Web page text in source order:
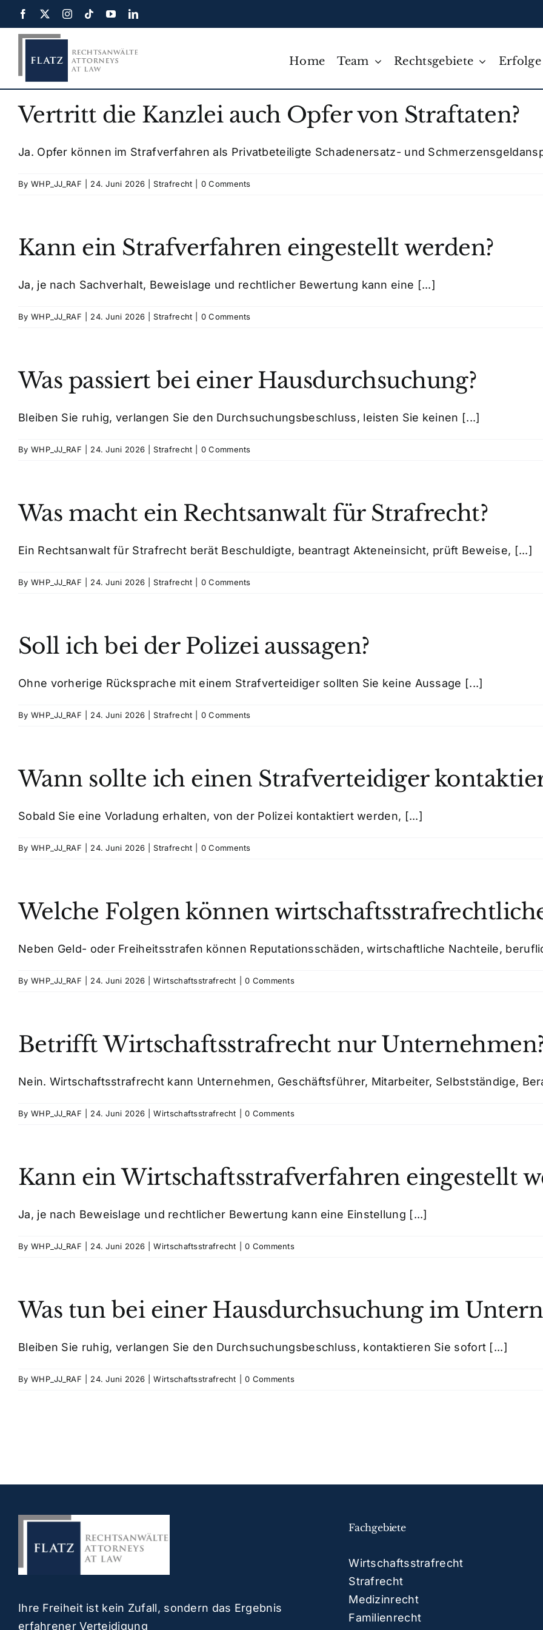
Skip
to
Home Team Rechtsgebiete Erfolge
Vertritt die Kanzlei auch Opfer von Straftaten?
Ja. Opfer können im Strafverfahren als Privatbeteiligte Schadenersatz- und
By WHP_JJ_RAF 24. Juni 2026 Strafrecht 0 Comments
Kann ein Strafverfahren eingestellt werden?
Ja, je nach Sachverhalt, Beweislage und rechtlicher Bewertung kann eine [...]
By WHP_JJ_RAF 24. Juni 2026 Strafrecht 0 Comments
Was passiert bei einer Hausdurchsuchung?
Bleiben Sie ruhig, verlangen Sie den Durchsuchungsbeschluss, leisten Sie keinen [...]
By WHP_JJ_RAF 24. Juni 2026 Strafrecht 0 Comments
Was macht ein Rechtsanwalt für Strafrecht?
Ein Rechtsanwalt für Strafrecht berät Beschuldigte, beantragt Akteneinsicht, prüft Beweise, [...]
By WHP_JJ_RAF 24. Juni 2026 Strafrecht 0 Comments
Soll ich bei der Polizei aussagen?
Ohne vorherige Rücksprache mit einem Strafverteidiger sollten Sie keine Aussage [...]
By WHP_JJ_RAF 24. Juni 2026 Strafrecht 0 Comments
Wann sollte ich einen Strafverteidiger
Sobald Sie eine Vorladung erhalten, von der Polizei kontaktiert werden, [...]
By WHP_JJ_RAF 24. Juni 2026 Strafrecht 0 Comments
Welche Folgen können
Neben Geld- oder Freiheitsstrafen können Reputationsschäden, wirtschaftliche Nachteile,
By WHP_JJ_RAF 24. Juni 2026 Wirtschaftsstrafrecht 0 Comments
Betrifft Wirtschaftsstrafrecht nur
Nein. Wirtschaftsstrafrecht kann Unternehmen, Geschäftsführer, Mitarbeiter, Selbstständige,
By WHP_JJ_RAF 24. Juni 2026 Wirtschaftsstrafrecht 0 Comments
Kann ein Wirtschaftsstrafverfahren eingestellt
Ja, je nach Beweislage und rechtlicher Bewertung kann eine Einstellung [...]
By WHP_JJ_RAF 24. Juni 2026 Wirtschaftsstrafrecht 0 Comments
Was tun bei einer Hausdurchsuchung im
Bleiben Sie ruhig, verlangen Sie den Durchsuchungsbeschluss, kontaktieren Sie sofort [...]
By WHP_JJ_RAF 24. Juni 2026 Wirtschaftsstrafrecht 0 Comments
Ihre Freiheit ist kein Zufall, sondern das Ergebnis
erfahrener Verteidigung
Fachgebiete
Wirtschaftsstrafrecht
Strafrecht
Medizinrecht
Familienrecht